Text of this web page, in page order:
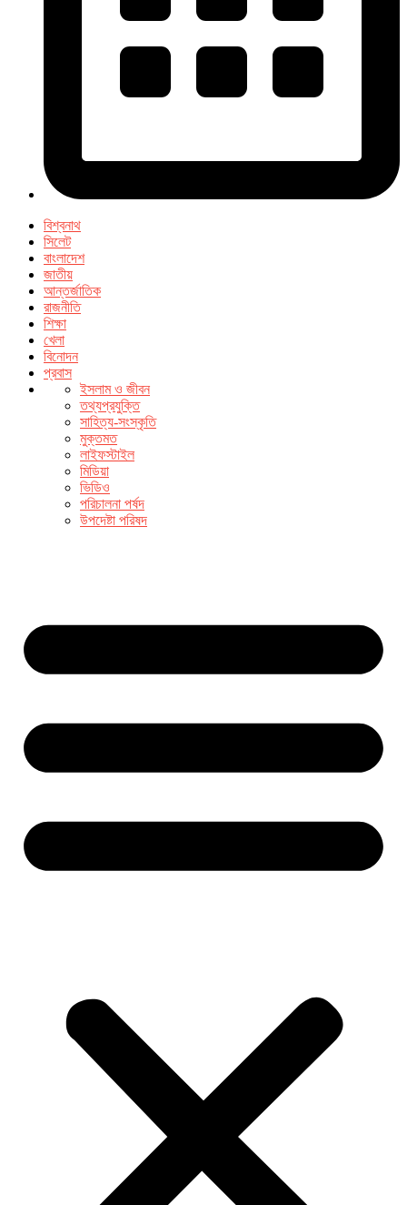
বিশ্বনাথ
সিলেট
বাংলাদেশ
জাতীয়
আন্তর্জাতিক
রাজনীতি
শিক্ষা
খেলা
বিনোদন
প্রবাস
ইসলাম ও জীবন
তথ্যপ্রযুক্তি
সাহিত্য-সংস্কৃতি
মুক্তমত
লাইফস্টাইল
মিডিয়া
ভিডিও
পরিচালনা পর্ষদ
উপদেষ্টা পরিষদ